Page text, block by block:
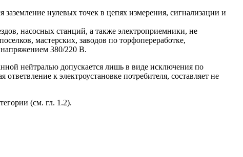
нулевых точек в цепях измерения, сигнализации и
насосных станций, а также электроприемники, не
мастерских, заводов по торфопереработке,
380/220 В.
нейтралью допускается лишь в виде исключения по
к электроустановке потребителя, составляет не
(см. гл. 1.2).